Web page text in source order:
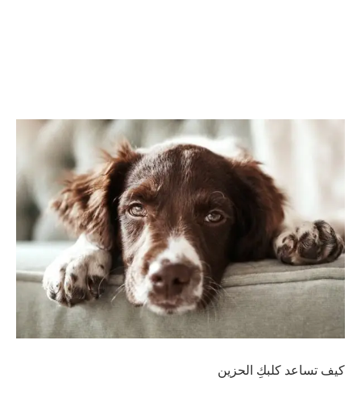
كيف تساعد كلبكِ الحزين